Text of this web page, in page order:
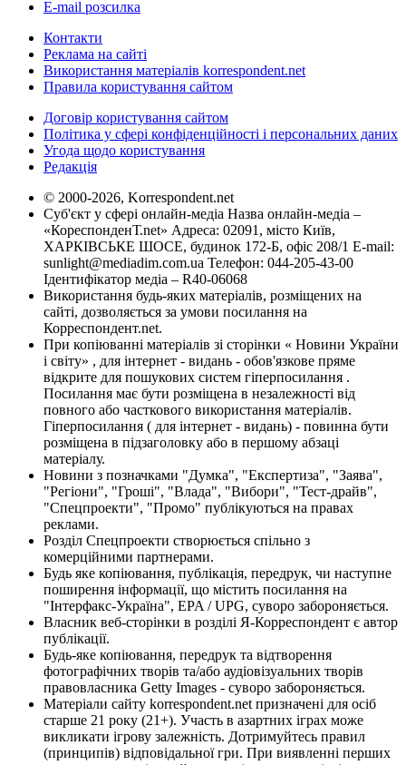
E-mail розсилка
Контакти
Реклама на сайті
Використання матеріалів korrespondent.net
Правила користування сайтом
Договір користування сайтом
Політика у сфері конфіденційності і персональних даних
Угода щодо користування
Редакція
© 2000-2026, Korrespondent.net
Суб'єкт у сфері онлайн-медіа Назва онлайн-медіа –
«КореспонденТ.net» Адреса: 02091, місто Київ,
ХАРКІВСЬКЕ ШОСЕ, будинок 172-Б, офіс 208/1 E-mail:
sunlight@mediadim.com.ua Телефон: 044-205-43-00
Ідентифікатор медіа – R40-06068
Використання будь-яких матеріалів, розміщених на
сайті, дозволяється за умови посилання на
Корреспондент.net.
При копіюванні матеріалів зі сторінки « Новини України
і світу» , для інтернет - видань - обов'язкове пряме
відкрите для пошукових систем гіперпосилання .
Посилання має бути розміщена в незалежності від
повного або часткового використання матеріалів.
Гіперпосилання ( для інтернет - видань) - повинна бути
розміщена в підзаголовку або в першому абзаці
матеріалу.
Новини з позначками "Думка", "Експертиза", "Заява",
"Регіони", "Гроші", "Влада", "Вибори", "Тест-драйв",
"Спецпроекти", "Промо" публікуються на правах
реклами.
Розділ Спецпроекти створюється спільно з
комерційними партнерами.
Будь яке копіювання, публікація, передрук, чи наступне
поширення інформації, що містить посилання на
"Інтерфакс-Україна", EPA / UPG, суворо забороняється.
Власник веб-сторінки в розділі Я-Корреспондент є автор
публікації.
Будь-яке копіювання, передрук та відтворення
фотографічних творів та/або аудіовізуальних творів
правовласника Getty Images - суворо забороняється.
Матеріали сайту korrespondent.net призначені для осіб
старше 21 року (21+). Участь в азартних іграх може
викликати ігрову залежність. Дотримуйтесь правил
(принципів) відповідальної гри. При виявленні перших